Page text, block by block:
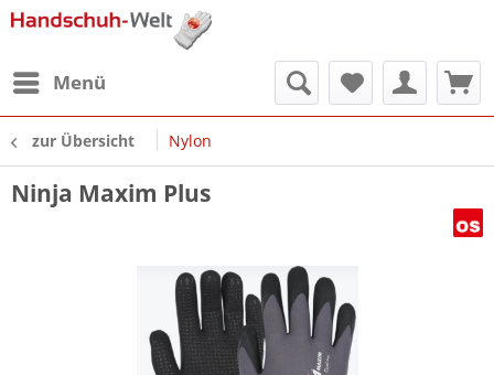
Menü
zur Übersicht Nylon
Ninja Maxim Plus